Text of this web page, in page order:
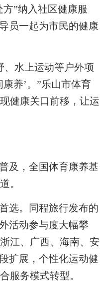
”纳入社区健康服
员一起为市民的健康
水上运动等户外项
养’。”乐山市体育
健康关口前移，让运
及，全国体育康养基
。
选。同程旅行发布的
活动参与度大幅攀
江、广西、海南、安
扩展，个性化运动健
服务模式转型。